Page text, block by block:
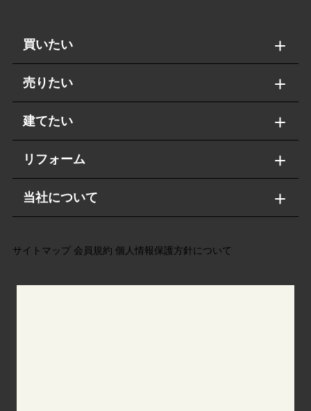
買いたい
売りたい
建てたい
リフォーム
当社について
サイトマップ 会員規約 個人情報保護方針について